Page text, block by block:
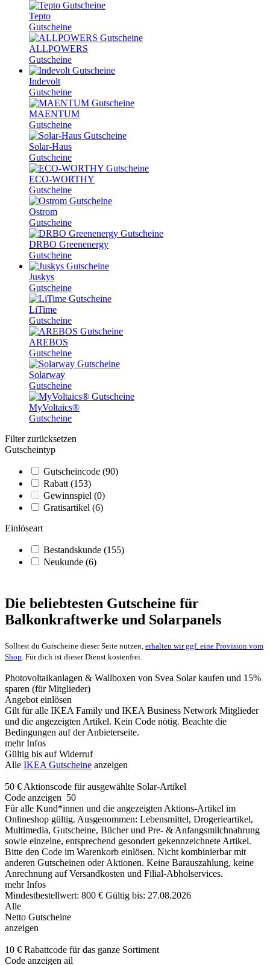
Tepto
Gutscheine
ALLPOWERS
Gutscheine
Indevolt
Gutscheine
MAENTUM
Gutscheine
Solar-Haus
Gutscheine
ECO-WORTHY
Gutscheine
Ostrom
Gutscheine
DRBO Greenenergy
Gutscheine
Juskys
Gutscheine
LiTime
Gutscheine
AREBOS
Gutscheine
Solarway
Gutscheine
MyVoltaics®
Gutscheine
Filter zurücksetzen
Gutscheintyp
Gutscheincode (90)
Rabatt (153)
Gewinnspiel (0)
Gratisartikel (6)
Einlöseart
Bestandskunde (155)
Neukunde (6)
Die beliebtesten Gutscheine für
Balkonkraftwerke und Solarpanels
Solltest du Gutscheine dieser Seite nutzen, erhalten wir ggf. eine Provision vom
Shop . Für dich ist dieser Dienst kostenfrei.
Photovoltaikanlagen & Wallboxen von Svea Solar kaufen und 15%
sparen (für Mitglieder)
Angebot einlösen
Gilt für alle IKEA Family und IKEA Business Network Mitglieder
und die angezeigten Artikel. Kein Code nötig. Beachte die
Bedingungen auf der Anbieterseite.
mehr Infos
Gültig bis auf Widerruf
Alle IKEA Gutscheine anzeigen
50 € Aktionscode für ausgewählte Solar-Artikel
Code anzeigen 50
Für alle Kund*innen und die angezeigten Aktions-Artikel im
Onlineshop gültig. Ausgenommen: Lebensmittel, Drogerieartikel,
Multimedia, Gutscheine, Bücher und Pre- & Anfangsmilchnahrung
sowie einzelne, entsprechend gesondert gekennzeichnete Artikel.
Bitte den Code im Warenkorb einlösen. Nicht kombinierbar mit
anderen Gutscheinen oder Aktionen. Keine Barauszahlung, keine
Anrechnung auf Versandkosten und Filial-Abholservices.
mehr Infos
Mindestbestellwert: 800 € Gültig bis: 27.08.2026
Alle
Netto Gutscheine
anzeigen
10 € Rabattcode für das ganze Sortiment
Code anzeigen ail